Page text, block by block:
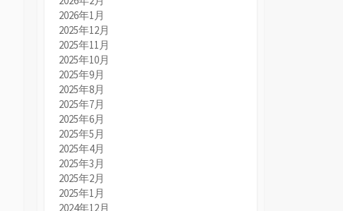
2026年1月
2025年12月
2025年11月
2025年10月
2025年9月
2025年8月
2025年7月
2025年6月
2025年5月
2025年4月
2025年3月
2025年2月
2025年1月
2024年12月